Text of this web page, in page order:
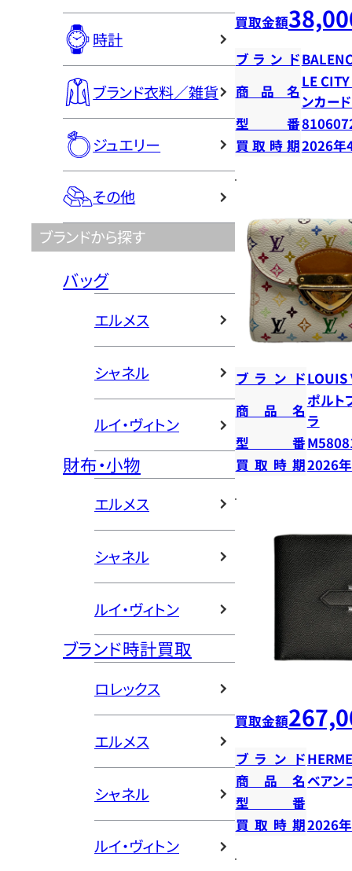
時計
ブランド衣料／雑貨
ジュエリー
その他
ブランドから探す
バッグ
エルメス
シャネル
ルイ・ヴィトン
財布・小物
エルメス
シャネル
ルイ・ヴィトン
ブランド時計買取
ロレックス
エルメス
シャネル
ルイ・ヴィトン
買取金額
ブランド
商品名
LE
ンカー
型番
買取時期2026年
ブランドLOUIS
商品名
ポルト
ラ
型番
買取時期2026
買取金額
ブランド
商品名ベアン
型番
買取時期2026